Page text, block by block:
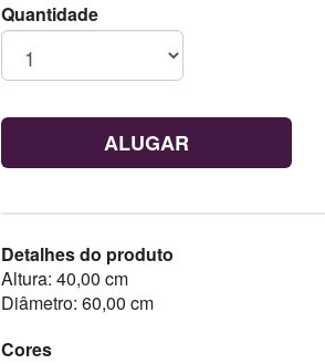
Quantidade
ALUGAR
Detalhes do produto
Altura: 40,00 cm
Diâmetro: 60,00 cm
Cores